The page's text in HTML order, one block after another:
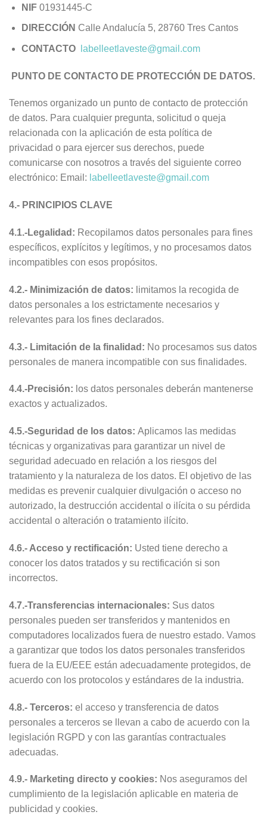
NIF 01931445-C
DIRECCIÓN Calle Andalucía 5, 28760 Tres Cantos
CONTACTO labelleetlaveste@gmail.com
PUNTO DE CONTACTO DE PROTECCIÓN DE DATOS.
Tenemos organizado un punto de contacto de protección
de datos. Para cualquier pregunta, solicitud o queja
relacionada con la aplicación de esta política de
privacidad o para ejercer sus derechos, puede
comunicarse con nosotros a través del siguiente correo
electrónico: Email: labelleetlaveste@gmail.com
4.- PRINCIPIOS CLAVE
4.1.-Legalidad: Recopilamos datos personales para fines
específicos, explícitos y legítimos, y no procesamos datos
incompatibles con esos propósitos.
4.2.- Minimización de datos: limitamos la recogida de
datos personales a los estrictamente necesarios y
relevantes para los fines declarados.
4.3.- Limitación de la finalidad: No procesamos sus datos
personales de manera incompatible con sus finalidades.
4.4.-Precisión: los datos personales deberán mantenerse
exactos y actualizados.
4.5.-Seguridad de los datos: Aplicamos las medidas
técnicas y organizativas para garantizar un nivel de
seguridad adecuado en relación a los riesgos del
tratamiento y la naturaleza de los datos. El objetivo de las
medidas es prevenir cualquier divulgación o acceso no
autorizado, la destrucción accidental o ilícita o su pérdida
accidental o alteración o tratamiento ilícito.
4.6.- Acceso y rectificación: Usted tiene derecho a
conocer los datos tratados y su rectificación si son
incorrectos.
4.7.-Transferencias internacionales: Sus datos
personales pueden ser transferidos y mantenidos en
computadores localizados fuera de nuestro estado. Vamos
a garantizar que todos los datos personales transferidos
fuera de la EU/EEE están adecuadamente protegidos, de
acuerdo con los protocolos y estándares de la industria.
4.8.- Terceros: el acceso y transferencia de datos
personales a terceros se llevan a cabo de acuerdo con la
legislación RGPD y con las garantías contractuales
adecuadas.
4.9.- Marketing directo y cookies: Nos aseguramos del
cumplimiento de la legislación aplicable en materia de
publicidad y cookies.